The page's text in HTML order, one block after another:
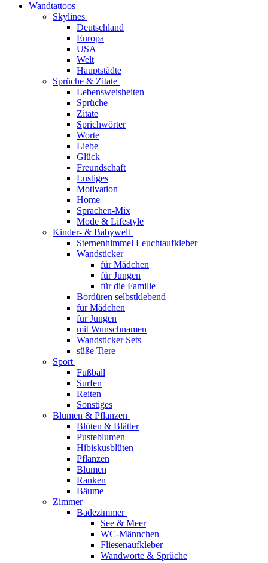
Wandtattoos
Skylines
Deutschland
Europa
USA
Welt
Hauptstädte
Sprüche & Zitate
Lebensweisheiten
Sprüche
Zitate
Sprichwörter
Worte
Liebe
Glück
Freundschaft
Lustiges
Motivation
Home
Sprachen-Mix
Mode & Lifestyle
Kinder- & Babywelt
Sternenhimmel Leuchtaufkleber
Wandsticker
für Mädchen
für Jungen
für die Familie
Bordüren selbstklebend
für Mädchen
für Jungen
mit Wunschnamen
Wandsticker Sets
süße Tiere
Sport
Fußball
Surfen
Reiten
Sonstiges
Blumen & Pflanzen
Blüten & Blätter
Pusteblumen
Hibiskusblüten
Pflanzen
Blumen
Ranken
Bäume
Zimmer
Badezimmer
See & Meer
WC-Männchen
Fliesenaufkleber
Wandworte & Sprüche